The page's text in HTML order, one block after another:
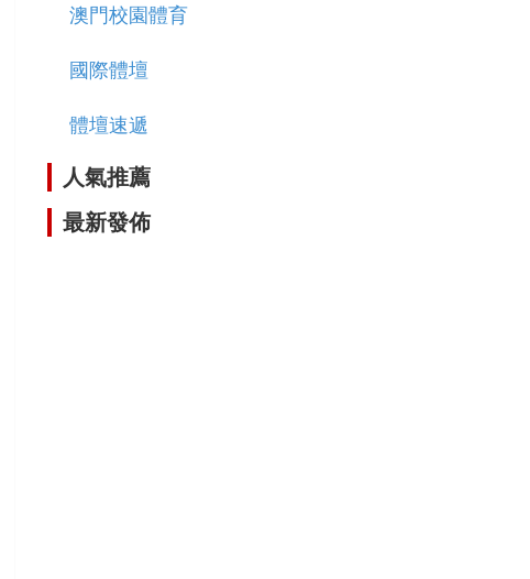
澳門校園體育
國際體壇
體壇速遞
人氣推薦
最新發佈